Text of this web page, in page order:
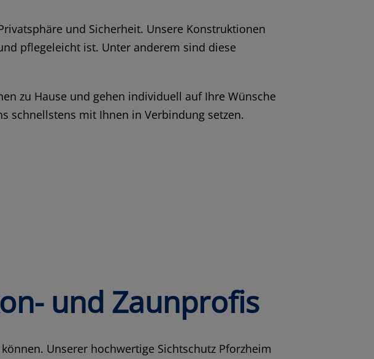
und Sicherheit. Unsere Konstruktionen
pflegeleicht ist. Unter anderem sind diese
zu Hause und gehen individuell auf Ihre Wünsche
schnellstens mit Ihnen in Verbindung setzen.
und Zaunprofis
Unserer hochwertige Sichtschutz Pforzheim